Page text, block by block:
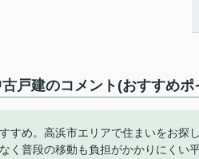
戸建のコメント(おすすめポ
すめ。高浜市エリアで住まいをお
く普段の移動も負担がかかりにく